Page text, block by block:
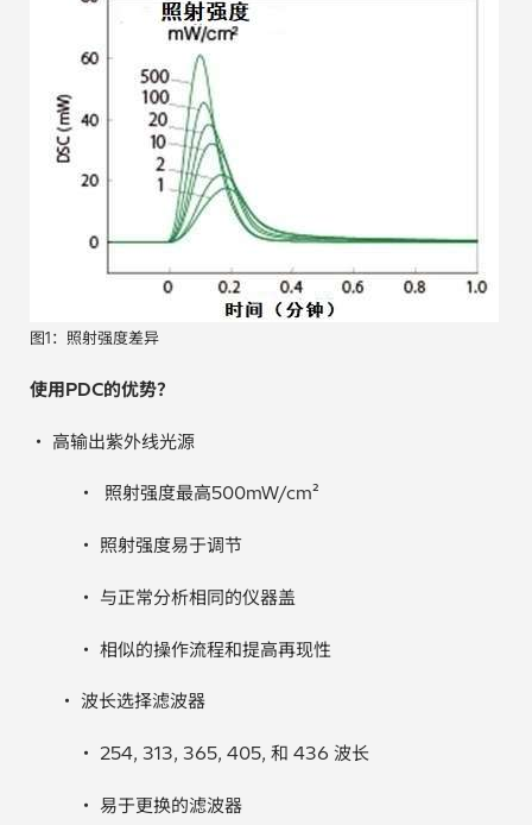
图1：照射强度差异
使用PDC的优势？
・ 高输出紫外线光源
・ 照射强度最高500mW/cm²
・ 照射强度易于调节
・ 与正常分析相同的仪器盖
・ 相似的操作流程和提高再现性
・ 波长选择滤波器
・ 254, 313, 365, 405, 和 436 波长
・ 易于更换的滤波器